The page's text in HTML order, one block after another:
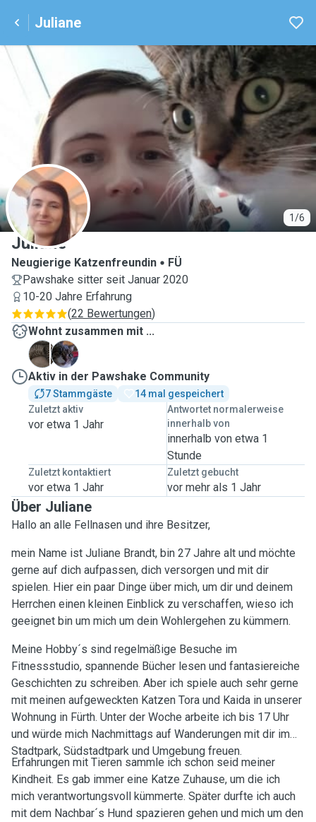
Juliane
1/6
J
Juliane
Neugierige Katzenfreundin
FÜ
Pawshake sitter seit Januar 2020
10-20 Jahre Erfahrung
(22 Bewertungen)
Wohnt zusammen mit ...
K
T
Aktiv in der Pawshake Community
7 Stammgäste
14 mal gespeichert
Zuletzt aktiv
vor etwa 1 Jahr
Antwortet normalerweise
innerhalb von
innerhalb von etwa 1
Stunde
Zuletzt kontaktiert
vor etwa 1 Jahr
Zuletzt gebucht
vor mehr als 1 Jahr
Über Juliane
Hallo an alle Fellnasen und ihre Besitzer,
mein Name ist Juliane Brandt, bin 27 Jahre alt und möchte
gerne auf dich aufpassen, dich versorgen und mit dir
spielen. Hier ein paar Dinge über mich, um dir und deinem
Herrchen einen kleinen Einblick zu verschaffen, wieso ich
geeignet bin um mich um dein Wohlergehen zu kümmern.
Meine Hobby´s sind regelmäßige Besuche im
Fitnessstudio, spannende Bücher lesen und fantasiereiche
Geschichten zu schreiben. Aber ich spiele auch sehr gerne
mit meinen aufgeweckten Katzen Tora und Kaida in unserer
Wohnung in Fürth. Unter der Woche arbeite ich bis 17 Uhr
und würde mich Nachmittags auf Wanderungen mit dir im
Stadtpark, Südstadtpark und Umgebung freuen.
Erfahrungen mit Tieren sammle ich schon seid meiner
Kindheit. Es gab immer eine Katze Zuhause, um die ich
mich verantwortungsvoll kümmerte. Später durfte ich auch
mit dem Nachbar´s Hund spazieren gehen und mich um den